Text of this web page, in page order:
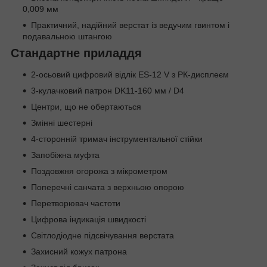
0,009 мм
Практичний, надійний верстат із ведучим гвинтом і
подавальною штангою
Стандартне приладдя
2-осьовий цифровий відлік ES-12 V з РК-дисплеєм
3-кулачковий патрон DK11-160 мм / D4
Центри, що не обертаються
Змінні шестерні
4-сторонній тримач інструментальної стійки
Запобіжна муфта
Поздовжня огорожа з мікрометром
Поперечні санчата з верхньою опорою
Перетворювач частоти
Цифрова індикація швидкості
Світлодіодне підсвічування верстата
Захисний кожух патрона